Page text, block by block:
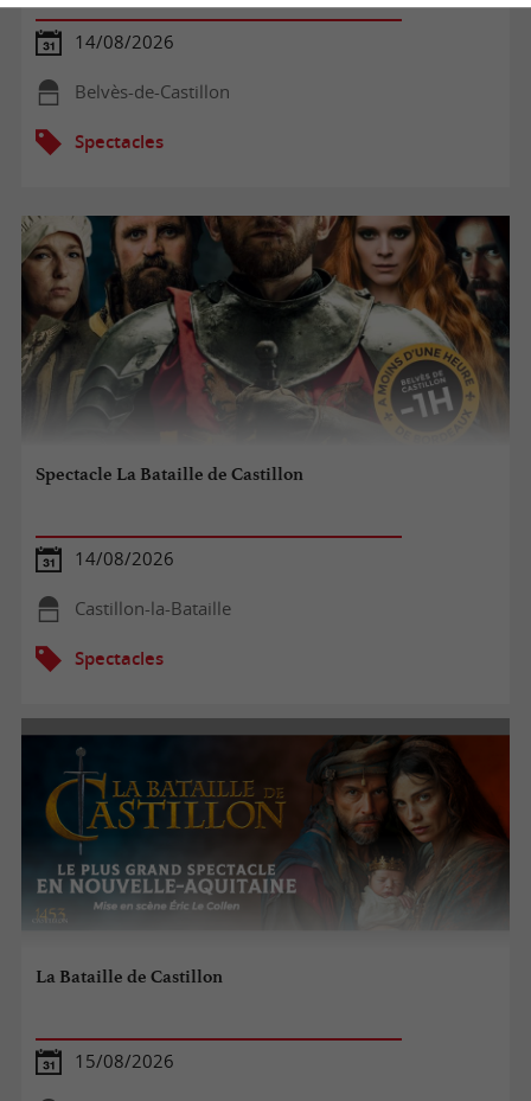
14/08/2026
Belvès-de-Castillon
Spectacles
Spectacle La Bataille de Castillon
14/08/2026
Castillon-la-Bataille
Spectacles
La Bataille de Castillon
15/08/2026